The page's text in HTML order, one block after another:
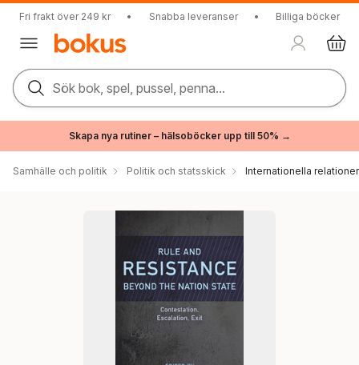
Fri frakt över 249 kr • Snabba leveranser • Billiga böcker
Sök bok, spel, pussel, penna...
Skapa nya rutiner – hälsoböcker upp till 50% →
Samhälle och politik Politik och statsskick Internationella relationer